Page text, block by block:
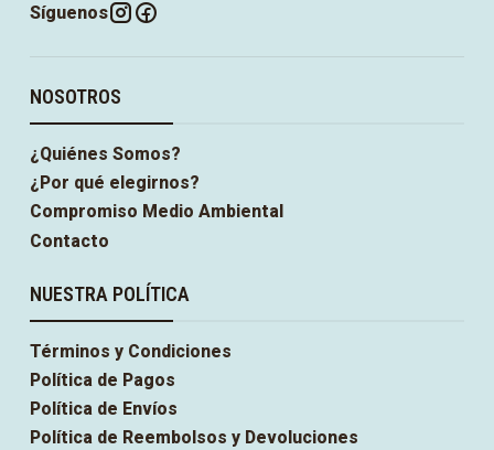
Síguenos
NOSOTROS
¿Quiénes Somos?
¿Por qué elegirnos?
Compromiso Medio Ambiental
Contacto
NUESTRA POLÍTICA
Términos y Condiciones
Política de Pagos
Política de Envíos
Política de Reembolsos y Devoluciones